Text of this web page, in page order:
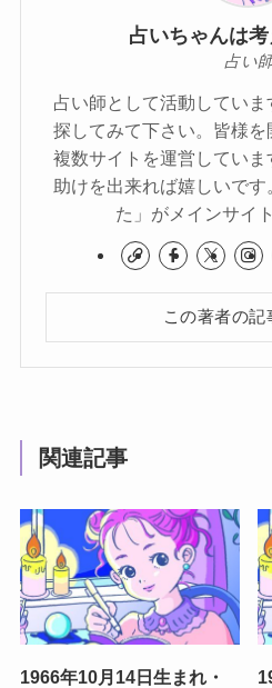
占いちゃんは
占い
占い師として活動してい
探してみて下さい。皆様
複数サイトを運営してい
助けを出来れば嬉しいです
た」がメインサイ
この著者の記
関連記事
1966年10月14日生まれ・